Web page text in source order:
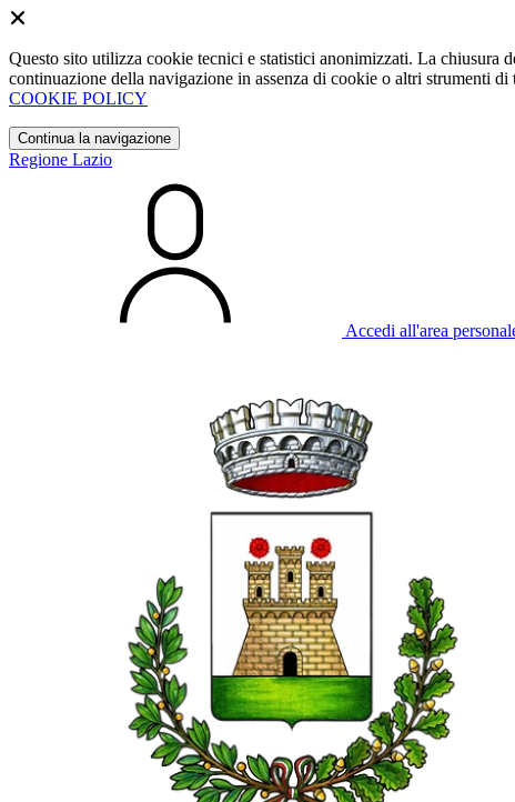
Questo sito utilizza cookie tecnici e statistici anonimizzati. La chiusura
continuazione della navigazione in assenza di cookie o altri strumenti
COOKIE POLICY
Continua la navigazione
Regione Lazio
Accedi all'area